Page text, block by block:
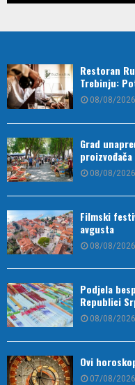
Restoran
Trebinju:
08/08/2026
Grad
08/08/2026
Filmski
avgusta
08/08/2026
Podjela
Republici
08/08/2026
Ovi
07/08/2026